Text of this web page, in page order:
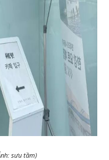
sưu tầm)